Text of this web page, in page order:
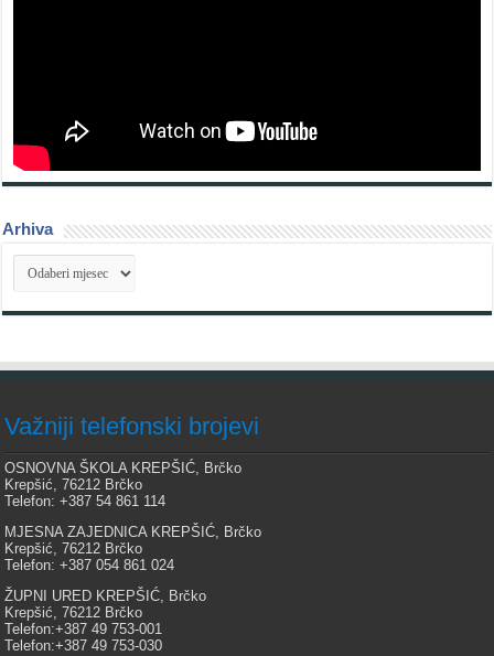
Arhiva
Arhiva
Važniji telefonski brojevi
OSNOVNA ŠKOLA KREPŠIĆ, Brčko
Krepšić, 76212 Brčko
Telefon: +387 54 861 114
MJESNA ZAJEDNICA KREPŠIĆ, Brčko
Krepšić, 76212 Brčko
Telefon: +387 054 861 024
ŽUPNI URED KREPŠIĆ, Brčko
Krepšić, 76212 Brčko
Telefon:+387 49 753-001
Telefon:+387 49 753-030